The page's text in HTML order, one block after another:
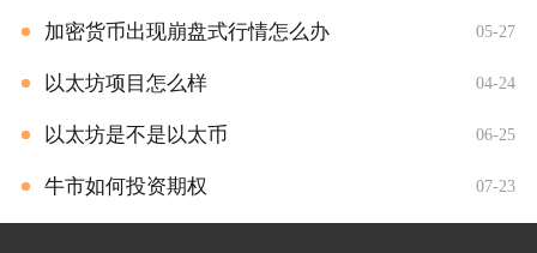
加密货币出现崩盘式行情怎么办 05-27
以太坊项目怎么样 04-24
以太坊是不是以太币 06-25
牛市如何投资期权 07-23